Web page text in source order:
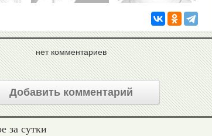
нет комментариев
Добавить комментарий
за сутки